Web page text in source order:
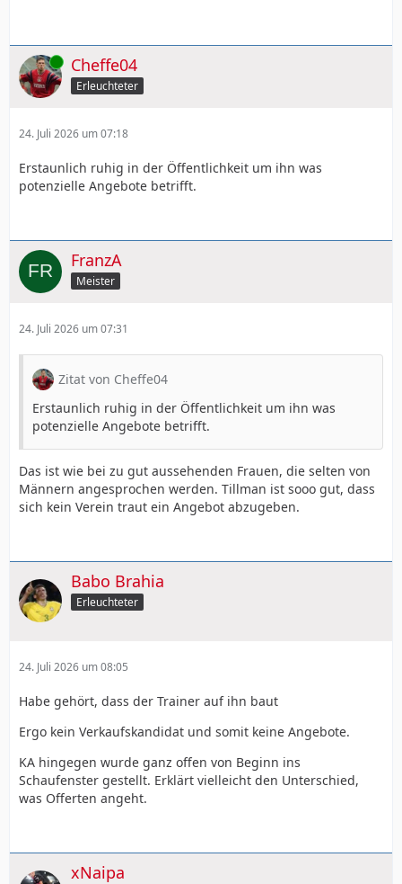
Online Cheffe04
Erleuchteter
24. Juli 2026 um 07:18
Erstaunlich ruhig in der Öffentlichkeit um ihn was
potenzielle Angebote betrifft.
FranzA
Meister
24. Juli 2026 um 07:31
Zitat von Cheffe04
Erstaunlich ruhig in der Öffentlichkeit um ihn was
potenzielle Angebote betrifft.
Das ist wie bei zu gut aussehenden Frauen, die selten von
Männern angesprochen werden. Tillman ist sooo gut, dass
sich kein Verein traut ein Angebot abzugeben.
Babo Brahia
Erleuchteter
24. Juli 2026 um 08:05
Habe gehört, dass der Trainer auf ihn baut
Ergo kein Verkaufskandidat und somit keine Angebote.
KA hingegen wurde ganz offen von Beginn ins
Schaufenster gestellt. Erklärt vielleicht den Unterschied,
was Offerten angeht.
xNaipa